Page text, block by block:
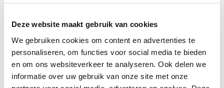
Deze website maakt gebruik van cookies
We gebruiken cookies om content en advertenties te
personaliseren, om functies voor social media te bieden
en om ons websiteverkeer te analyseren. Ook delen we
informatie over uw gebruik van onze site met onze